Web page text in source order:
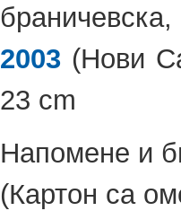
браничевска,
2003 (Нови
23 cm
Напомене и
(Картон са